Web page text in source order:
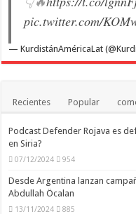
pic.twitter.com/
— KurdistánAméricaLat
Recientes Popular
Podcast Defender Rojava es
en Siria?
07/12/2024 954
Desde Argentina lanzan
Abdullah Öcalan
13/11/2024 885